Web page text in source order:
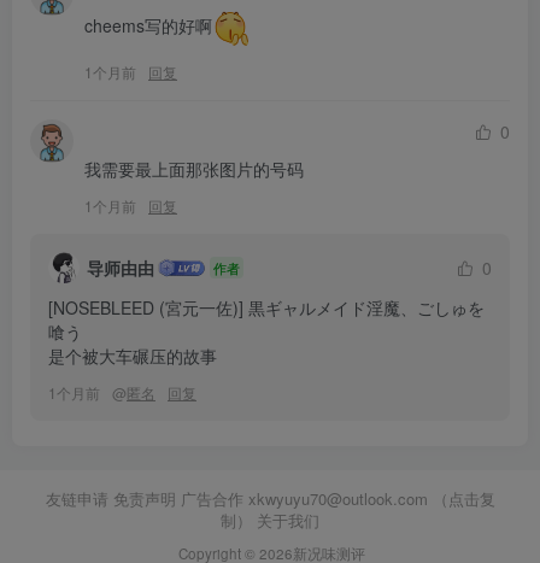
cheems写的好啊
1个月前 回复
0
我需要最上面那张图片的号码
1个月前 回复
导师由由 作者
0
[NOSEBLEED (宮元一佐)] 黒ギャルメイド淫魔、ごしゅを
喰う
是个被大车碾压的故事
1个月前 @匿名 回复
友链申请 免责声明 广告合作 xkwyuyu70@outlook.com （点击复
制） 关于我们
Copyright © 2026新况味测评